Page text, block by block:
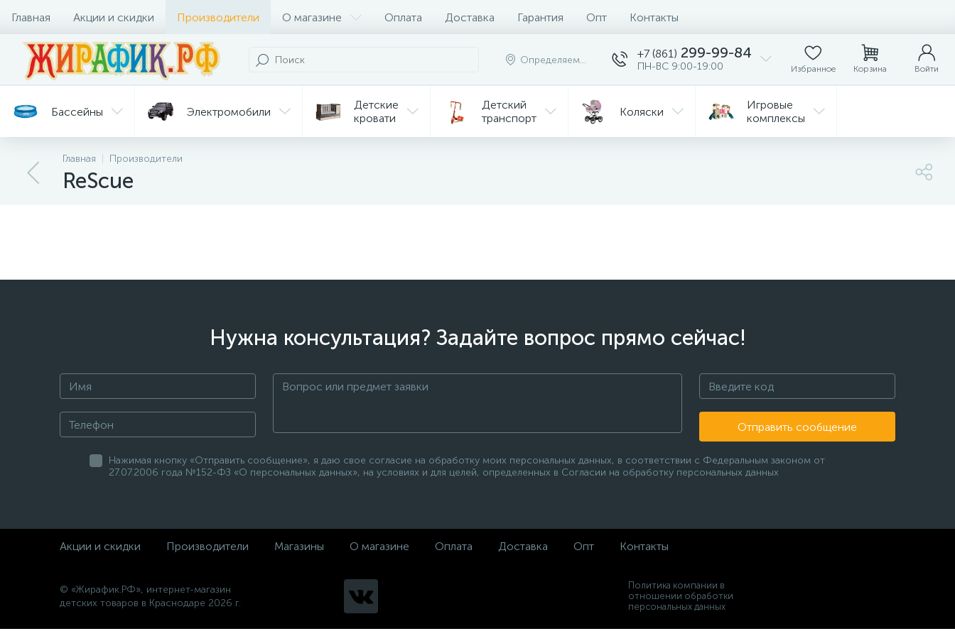
Главная Акции и скидки Производители О магазине Оплата Доставка Гарантия Опт Контакты
Определяем... +7 (861) 299-99-84
ПН-ВС 9:00-19:00 Избранное Корзина Войти
Бассейны Электромобили
Детские
кровати
Детский
транспорт
Коляски
Игровые
комплексы
Батуты Велосипеды
Главная Производители
ReScue
Нужна консультация? Задайте вопрос прямо сейчас!
Отправить сообщение
Нажимая кнопку «Отправить сообщение», я даю свое согласие на обработку моих персональных данных, в соответствии с Федеральным законом от
27.07.2006 года №152-ФЗ «О персональных данных», на условиях и для целей, определенных в Согласии на обработку персональных данных
Акции и скидки Производители Магазины О магазине Оплата Доставка Опт Контакты
© «Жирафик.РФ», интернет-магазин
детских товаров в Краснодаре 2026 г.
Политика компании в
отношении обработки
персональных данных